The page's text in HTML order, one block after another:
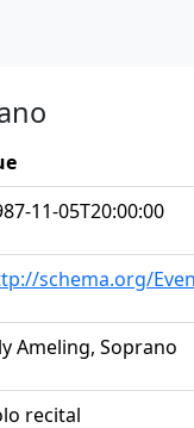
11-05T20:00:00
schema.org/
Ameling, Soprano
recital